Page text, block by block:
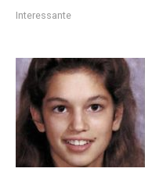
Interessante